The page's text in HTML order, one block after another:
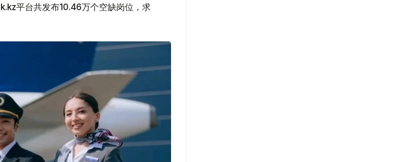
平台共发布10.46万个空缺岗位，求